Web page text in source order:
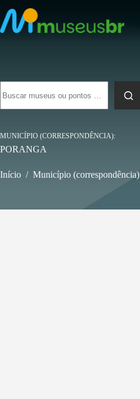
para
o
conteúdo
resultados
MUNICÍPIO (CORRESPONDÊNCIA)
PORANGA
Início / Município (correspondência)